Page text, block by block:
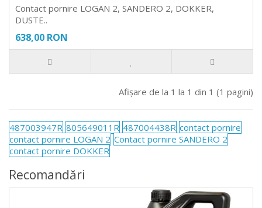
Contact pornire LOGAN 2, SANDERO 2, DOKKER,
DUSTE..
638,00 RON
Afişare de la 1 la 1 din 1 (1 pagini)
487003947R 805649011R 487004438R contact pornire
contact pornire LOGAN 2 Contact pornire SANDERO 2
contact pornire DOKKER
Recomandări